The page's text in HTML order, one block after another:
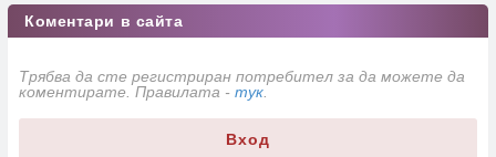
Коментари в сайта
Трябва да сте регистриран потребител за да можете да
коментирате. Правилата - тук
Вход